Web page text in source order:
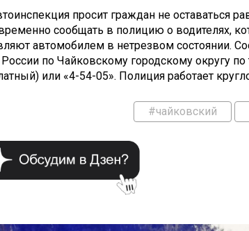
просит граждан не оставаться
сообщать в полицию о водителях,
автомобилем в нетрезвом состоянии.
по Чайковскому городскому округу по
или «4-54-05». Полиция работает
#чайковский